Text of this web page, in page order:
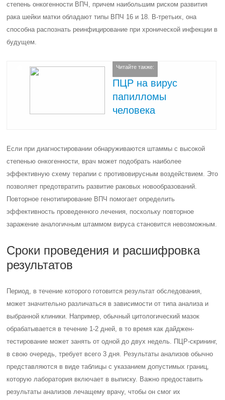
степень онкогенности ВПЧ, причем наибольшим риском развития
рака шейки матки обладают типы ВПЧ 16 и 18. В-третьих, она
способна распознать реинфицирование при хронической инфекции в
будущем.
Читайте также:
ПЦР на вирус
папилломы
человека
Если при диагностировании обнаруживаются штаммы с высокой
степенью онкогенности, врач может подобрать наиболее
эффективную схему терапии с противовирусным воздействием. Это
позволяет предотвратить развитие раковых новообразований.
Повторное генотипирование ВПЧ помогает определить
эффективность проведенного лечения, поскольку повторное
заражение аналогичным штаммом вируса становится невозможным.
Сроки проведения и расшифровка
результатов
Период, в течение которого готовится результат обследования,
может значительно различаться в зависимости от типа анализа и
выбранной клиники. Например, обычный цитологический мазок
обрабатывается в течение 1-2 дней, в то время как дайджен-
тестирование может занять от одной до двух недель. ПЦР-скрининг,
в свою очередь, требует всего 3 дня. Результаты анализов обычно
представляются в виде таблицы с указанием допустимых границ,
которую лаборатория включает в выписку. Важно предоставить
результаты анализов лечащему врачу, чтобы он смог их